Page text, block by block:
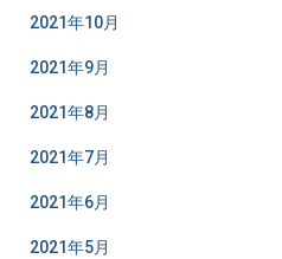
2021年10月
2021年9月
2021年8月
2021年7月
2021年6月
2021年5月